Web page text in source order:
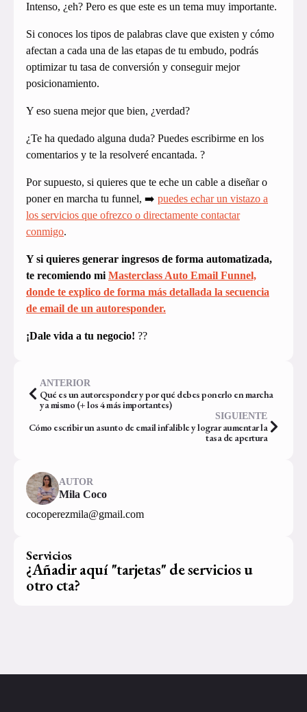
Intenso, ¿eh? Pero es que este es un tema muy importante.
Si conoces los tipos de palabras clave que existen y cómo
afectan a cada una de las etapas de tu embudo, podrás
optimizar tu tasa de conversión y conseguir mejor
posicionamiento.
Y eso suena mejor que bien, ¿verdad?
¿Te ha quedado alguna duda? Puedes escribirme en los
comentarios y te la resolveré encantada. ?
Por supuesto, si quieres que te eche un cable a diseñar o
poner en marcha tu funnel, ➡️ puedes echar un vistazo a
los servicios que ofrezco o directamente contactar
conmigo.
Y si quieres generar ingresos de forma automatizada,
te recomiendo mi Masterclass Auto Email Funnel,
donde te explico de forma más detallada la secuencia
de email de un autoresponder.
¡Dale vida a tu negocio! ??
ANTERIOR
Qué es un autoresponder y por qué debes ponerlo en marcha
ya mismo (+ los 4 más importantes)
SIGUIENTE
Cómo escribir un asunto de email infalible y lograr aumentar la
tasa de apertura
AUTOR
Mila Coco
cocoperezmila@gmail.com
Servicios
¿Añadir aquí "tarjetas" de servicios u
otro cta?